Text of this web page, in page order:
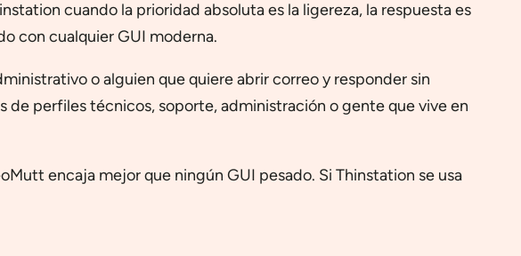
cuando la prioridad absoluta es la ligereza, la respuesta es
con cualquier GUI moderna.
o alguien que quiere abrir correo y responder sin
de perfiles técnicos, soporte, administración o gente que vive en
encaja mejor que ningún GUI pesado. Si Thinstation se usa